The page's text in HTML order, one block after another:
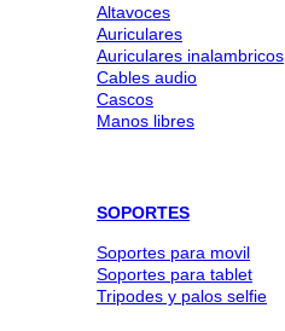
Altavoces
Auriculares
Auriculares inalambricos
Cables audio
Cascos
Manos libres
SOPORTES
Soportes para movil
Soportes para tablet
Tripodes y palos selfie